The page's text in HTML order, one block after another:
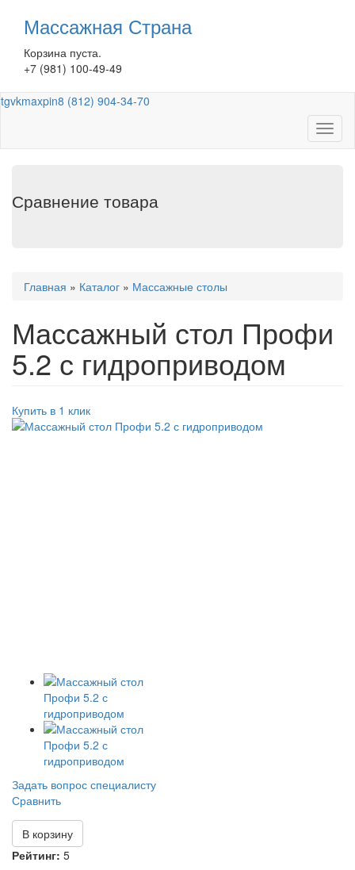
содержанию
Массажная Страна
Корзина пуста.
+7 (981) 100-49-49
tgvkmaxpin8 (812) 904-34-70
Сравнение товара
Вы
Главная » Каталог » Массажные столы
Массажный стол Профи
5.2 с гидроприводом
Купить в 1 клик
Задать вопрос специалисту
Сравнить
В корзину
Рейтинг: 5